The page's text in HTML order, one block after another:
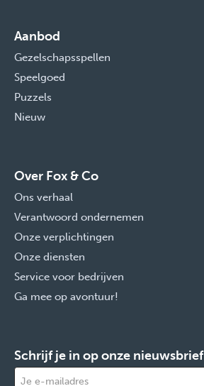
Aanbod
Gezelschapsspellen
Speelgoed
Puzzels
Nieuw
Over Fox & Co
Ons verhaal
Verantwoord ondernemen
Onze verplichtingen
Onze diensten
Service voor bedrijven
Ga mee op avontuur!
Schrijf je in op onze nieuwsbrief